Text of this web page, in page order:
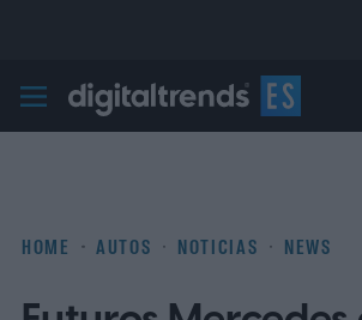
Digital Trends Español
HOME AUTOS NOTICIAS NEWS